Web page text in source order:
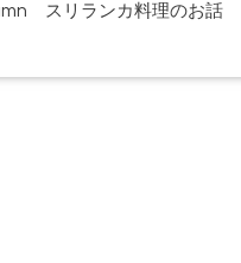
スリランカ料理のお話